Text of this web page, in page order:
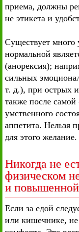
приема, должны
не этикета и
Существует много
нормальной
(анорексия);
сильных
т. д.), при острых
также после
умственного
аппетита. Нельзя
для этого желание.
Никогда не
физическом
и повышенной
Если за едой
или кишечнике,